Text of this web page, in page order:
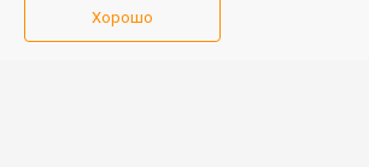
Аналитика
недвижимости
Хорошо